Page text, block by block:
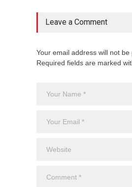
Leave a Comment
Your email address will not be
Required fields are marked